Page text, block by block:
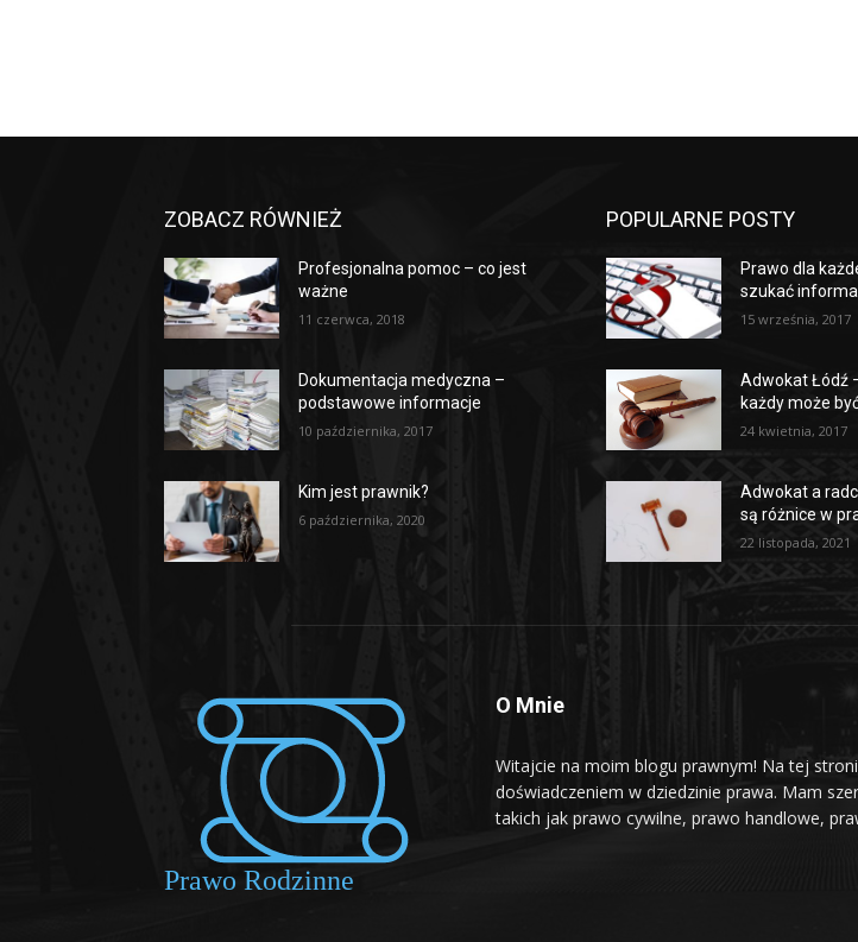
ZOBACZ RÓWNIEŻ
Profesjonalna pomoc – co jest
ważne
11 czerwca, 2018
Dokumentacja medyczna –
podstawowe informacje
10 października, 2017
Kim jest prawnik?
6 października, 2020
POPULARNE POSTY
Prawo dla
szukać
15 września, 2017
Adwokat Łódź
każdy może
24 kwietnia, 2017
Adwokat a
są różnice w
22 listopada, 2021
O Mnie
Witajcie na moim blogu prawnym! Na tej
doświadczeniem w dziedzinie prawa. Mam
takich jak prawo cywilne, prawo handlowe,